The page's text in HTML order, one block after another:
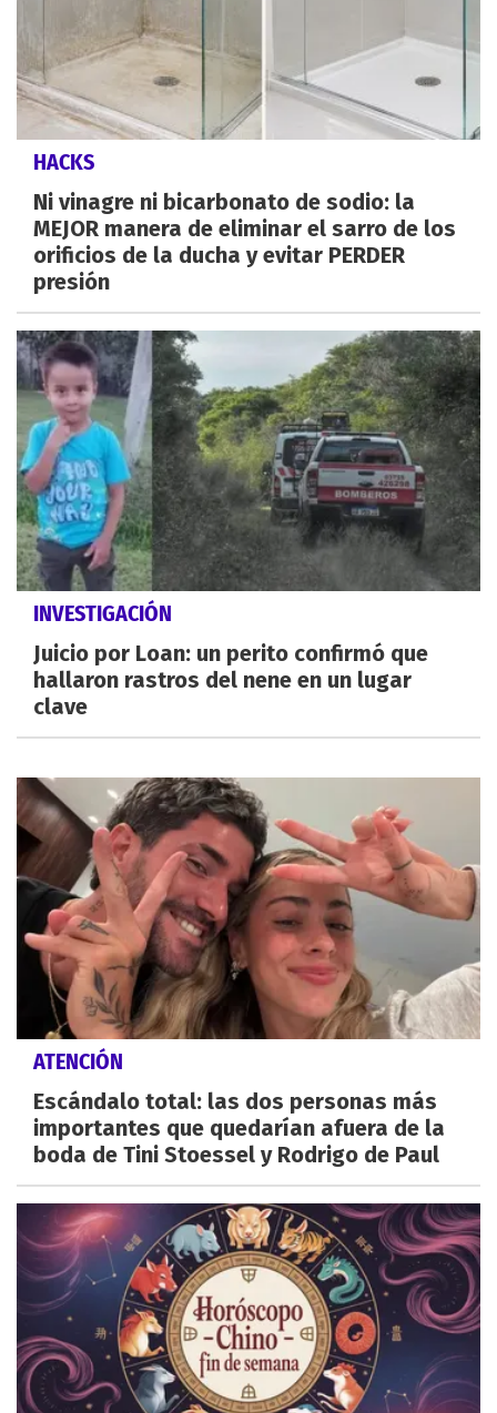
HACKS
Ni vinagre ni bicarbonato de sodio: la
MEJOR manera de eliminar el sarro de los
orificios de la ducha y evitar PERDER
presión
INVESTIGACIÓN
Juicio por Loan: un perito confirmó que
hallaron rastros del nene en un lugar
clave
ATENCIÓN
Escándalo total: las dos personas más
importantes que quedarían afuera de la
boda de Tini Stoessel y Rodrigo de Paul